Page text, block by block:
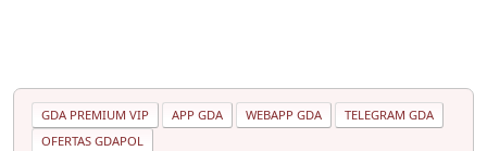
GDA PREMIUM VIP APP GDA WEBAPP GDA
TELEGRAM GDA
OFERTAS GDAPOL